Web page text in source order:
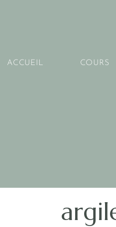
ACCUEIL COURS